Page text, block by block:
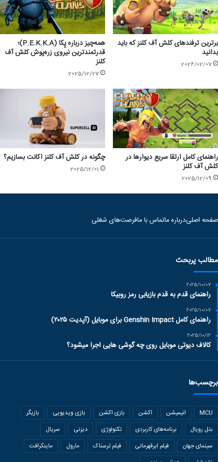
برترین ترفندهای کلش آف کلنز که باید
بدانید
2026/02/07
همه‌چیز درباره پِکا (P.E.K.K.A)؛
قدرتمندترین نیروی زره‌پوش کلش آف
کلنز
2025/12/27
راهنمای کامل ارتقا سریع دیوارها در
کلش آف کلنز
2025/12/09
چگونه در کلش آف کلنز اکانت بسازیم؟
2025/12/01
صفحه اصلیدرباره ماتماس با مافرصت‌های شغلی
مطالب پربحث
2025/10/07
راهنمای قدم به قدم بازیابی رمز روبیکا
2025/10/07
راهنمای کامل Genshin Impact برای موبایل (آپدیت ۲۰۲۵)
2025/10/12
کالاف دیوتی موبایل روی چه گوشی هایی اجرا میشود؟
برچسب‌ها
MCU انیمیشن اکشن بازی اکشن بازی ویدیویی
بازیگر
بتل رویال
برنامه‌های کاربردی تکنولوژی دیزنی
سریال
سینمای جهان
فیلم ابرقهرمانی فیلم ترسناک مارول
ماینکرافت